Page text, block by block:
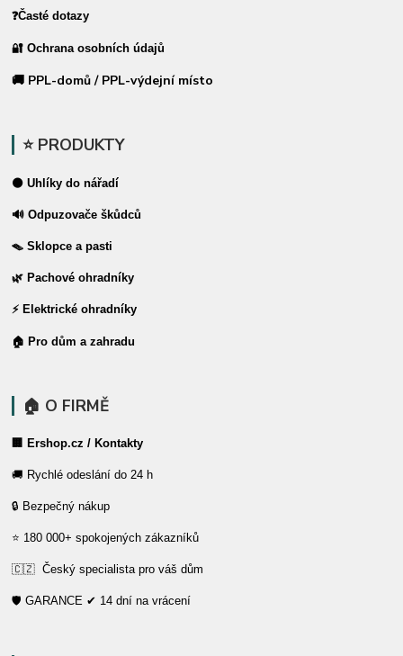
❓Časté dotazy
🔐 Ochrana osobních údajů
🚚 PPL-domů / PPL-výdejní místo
⭐ PRODUKTY
⚫ Uhlíky do nářadí
🔊 Odpuzovače škůdců
🪤 Sklopce a pasti
🌿 Pachové ohradníky
⚡ Elektrické ohradníky
🏠 Pro dům a zahradu
🏠 O FIRMĚ
🏢 Ershop.cz / Kontakty
🚚 Rychlé odeslání do 24 h
🔒 Bezpečný nákup
⭐ 180 000+ spokojených zákazníků
🇨🇿 Český specialista pro váš dům
🛡️ GARANCE ✔ 14 dní na vrácení